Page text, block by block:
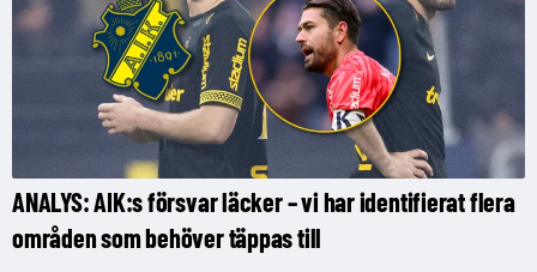
ANALYS: AIK:s försvar läcker – vi har identifierat flera
områden som behöver täppas till